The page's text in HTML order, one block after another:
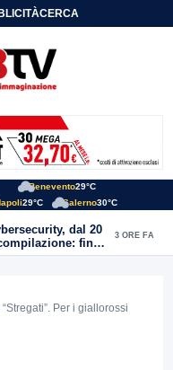
CERCA
Benevento29°C
29°C Salerno30°C
dal 20
fino
perduto per
3 ORE FA
Per i giallorossi